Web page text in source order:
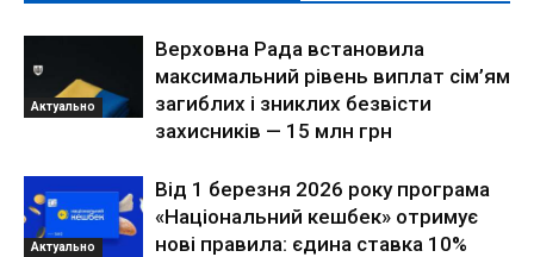
Актуально
Верховна Рада встановила
максимальний рівень виплат сім’ям
загиблих і зниклих безвісти
захисників — 15 млн грн
Актуально
Від 1 березня 2026 року програма
«Національний кешбек» отримує
нові правила: єдина ставка 10%